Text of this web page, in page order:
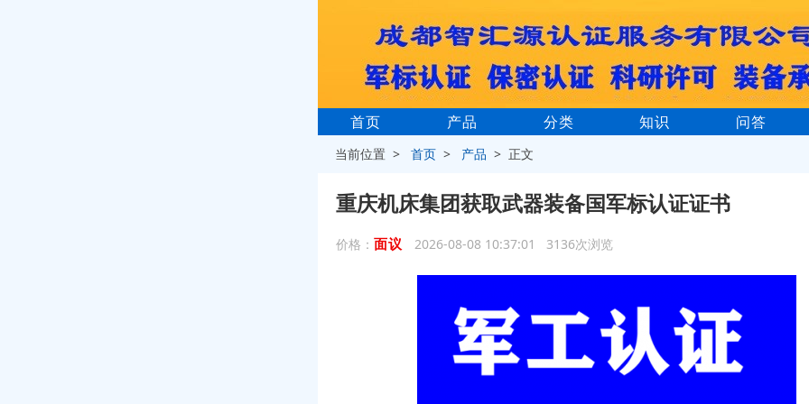
首页 产品 分类 知识 问答
当前位置 >首页 > 产品 > 正文
重庆机床集团获取武器装备国军标认证证书
价格： 面议 2026-08-08 10:37:01 3136次浏览